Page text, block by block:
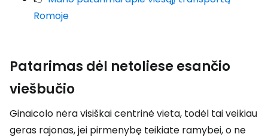
Romoje
Patarimas dėl netoliese esančio
viešbučio
Ginaicolo nėra visiškai centrinė vieta, todėl tai veikiau
geras rajonas, jei pirmenybę teikiate ramybei, o ne